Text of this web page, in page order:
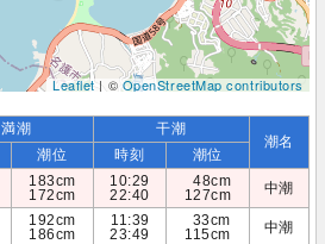
Leaflet| ©OpenStreetMap contributors
満潮 干潮
潮名
潮位 時刻
潮位
183cm
172cm
10:29
22:40
48cm
127cm
中潮
192cm
186cm
11:39
23:49
33cm
115cm
中潮